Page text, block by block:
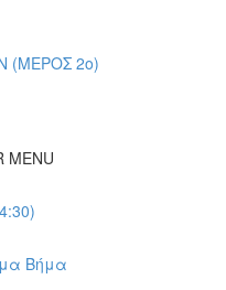
(ΜΕΡΟΣ 2ο)
MENU
Βήμα